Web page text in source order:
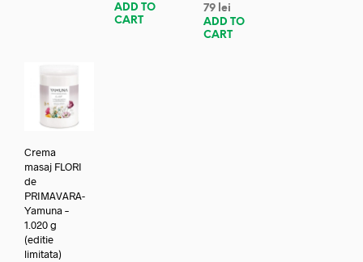
ADD TO
CART
79 lei
ADD TO
CART
Crema
masaj FLORI
de
PRIMAVARA-
Yamuna –
1.020 g
(editie
limitata)